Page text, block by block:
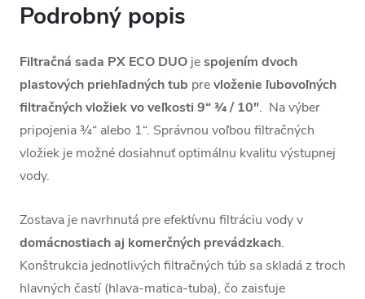
Podrobný popis
Filtračná sada PX ECO DUO jespojením dvoch
plastových priehľadných tub prevloženie ľubovoľných
filtračných vložiek vo veľkosti 9“ ¾ / 10". Na výber
pripojenia ¾“ alebo 1“. Správnou voľbou filtračných
vložiek je možné dosiahnuť optimálnu kvalitu výstupnej
vody.
Zostava je navrhnutá pre efektívnu filtráciu vody v
domácnostiach aj komerčných prevádzkach.
Konštrukcia jednotlivých filtračných túb sa skladá z troch
hlavných častí (hlava-matica-tuba), čo zaisťuje